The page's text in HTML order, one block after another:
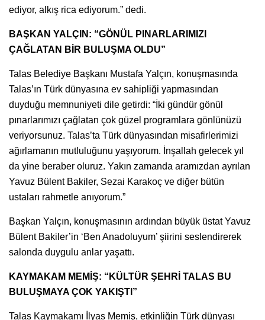
ediyor, alkış rica ediyorum.” dedi.
BAŞKAN YALÇIN: “GÖNÜL PINARLARIMIZI
ÇAĞLATAN BİR BULUŞMA OLDU”
Talas Belediye Başkanı Mustafa Yalçın, konuşmasında
Talas’ın Türk dünyasına ev sahipliği yapmasından
duyduğu memnuniyeti dile getirdi: “İki gündür gönül
pınarlarımızı çağlatan çok güzel programlara gönlünüzü
veriyorsunuz. Talas’ta Türk dünyasından misafirlerimizi
ağırlamanın mutluluğunu yaşıyorum. İnşallah gelecek yıl
da yine beraber oluruz. Yakın zamanda aramızdan ayrılan
Yavuz Bülent Bakiler, Sezai Karakoç ve diğer bütün
ustaları rahmetle anıyorum.”
Başkan Yalçın, konuşmasının ardından büyük üstat Yavuz
Bülent Bakiler’in ‘Ben Anadoluyum’ şiirini seslendirerek
salonda duygulu anlar yaşattı.
KAYMAKAM MEMİŞ: “KÜLTÜR ŞEHRİ TALAS BU
BULUŞMAYA ÇOK YAKIŞTI”
Talas Kaymakamı İlyas Memiş, etkinliğin Türk dünyası